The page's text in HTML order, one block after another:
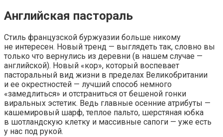
Английская пастораль
Стиль французской буржуазии больше никому
не интересен. Новый тренд — выглядеть так, словно вы
только что вернулись из деревни (в нашем случае —
английской). Новый «кор», который воспевает
пасторальный вид жизни в пределах Великобритании
и ее окрестностей — лучший способ немного
«замедлиться» и отстраниться от бешеной гонки
виральных эстетик. Ведь главные осенние атрибуты —
кашемировый шарф, теплое пальто, шерстяная юбка
в шотландскую клетку и массивные сапоги — уже есть
у нас под рукой.